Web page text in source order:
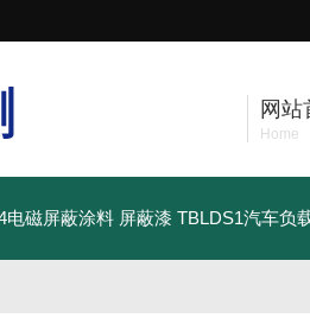
网站
Home
电磁屏蔽涂料 屏蔽漆 TBLDS1汽车负